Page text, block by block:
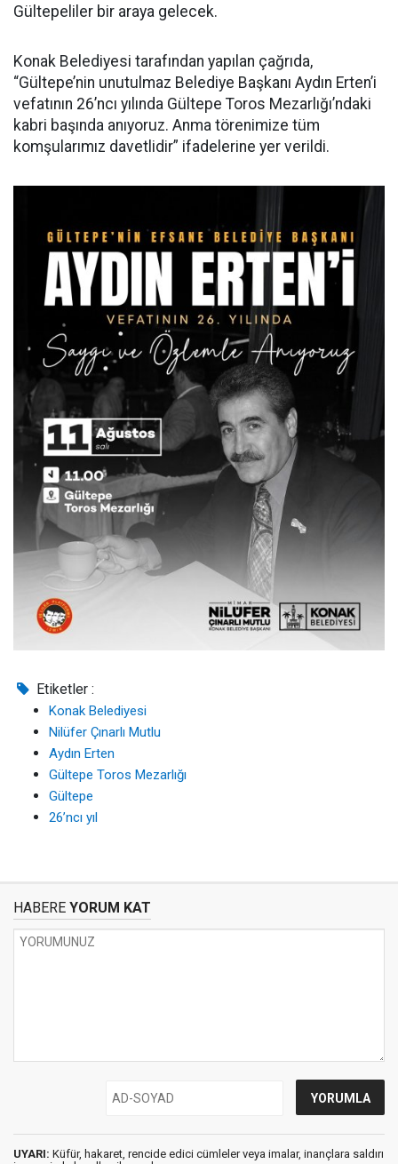
Gültepeliler bir araya gelecek.
Konak Belediyesi tarafından yapılan çağrıda,
“Gültepe’nin unutulmaz Belediye Başkanı Aydın Erten’i
vefatının 26’ncı yılında Gültepe Toros Mezarlığı’ndaki
kabri başında anıyoruz. Anma törenimize tüm
komşularımız davetlidir” ifadelerine yer verildi.
Etiketler :
Konak Belediyesi
Nilüfer Çınarlı Mutlu
Aydın Erten
Gültepe Toros Mezarlığı
Gültepe
26’ncı yıl
HABERE YORUM KAT
UYARI: Küfür, hakaret, rencide edici cümleler veya imalar, inançlara saldırı